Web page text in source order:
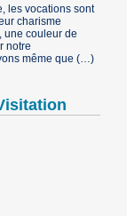
les vocations sont
charisme
une couleur de
notre
même que (…)